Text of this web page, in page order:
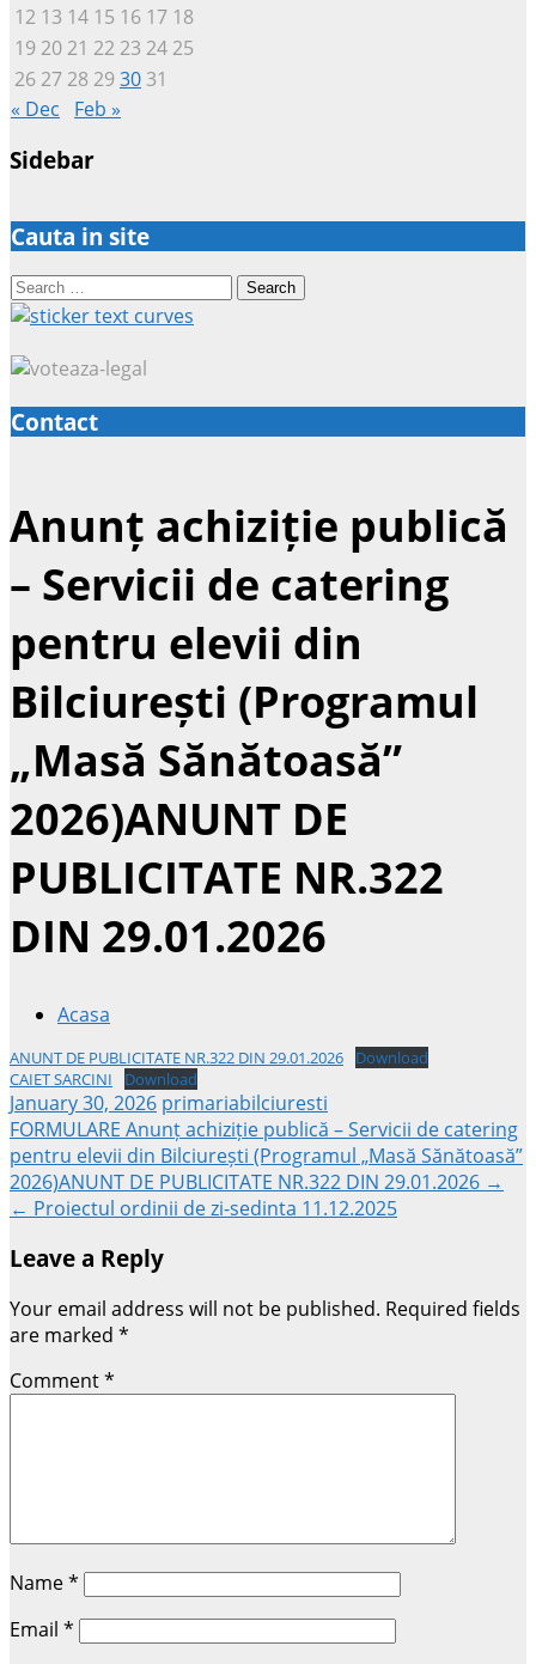
12 13 14 15 16 17 18
19 20 21 22 23 24 25
26 27 28 2930 31
« Dec
Feb »
Sidebar
Cauta in site
Search
for:
Contact
Anunț achiziție publică
– Servicii de catering
pentru elevii din
Bilciurești (Programul
„Masă Sănătoasă”
2026)ANUNT DE
PUBLICITATE NR.322
DIN 29.01.2026
Acasa
ANUNT DE PUBLICITATE NR.322 DIN 29.01.2026
Download
CAIET SARCINI
Download
January 30, 2026 primariabilciuresti
Post
navigation
FORMULARE Anunț achiziție publică – Servicii de catering
pentru elevii din Bilciurești (Programul „Masă Sănătoasă”
2026)ANUNT DE PUBLICITATE NR.322 DIN 29.01.2026 →
← Proiectul ordinii de zi-sedinta 11.12.2025
Leave a Reply
Your email address will not be published. Required fields
are marked *
Comment*
Name*
Email *